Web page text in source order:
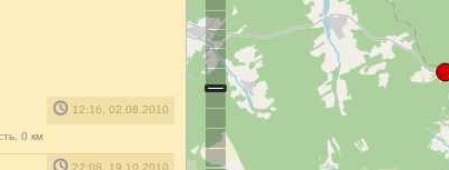
12:16, 02.08.2010
0 км
22:08, 19.10.2010